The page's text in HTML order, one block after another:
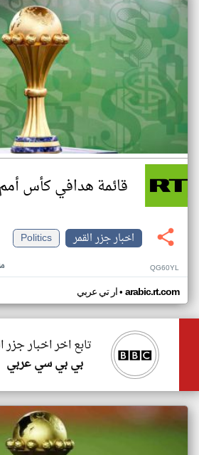
قائمة هدافي كأس أمم
اخبار جزر القمر
Politics
QG60YL
ار تي عربي• arabic.rt.com
تابع اخر اخبار جزر
بي بي سي عربي